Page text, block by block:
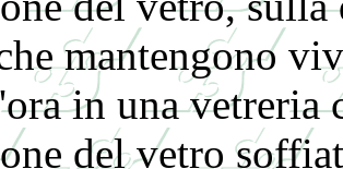
mantengono
in una vetreria
del vetro